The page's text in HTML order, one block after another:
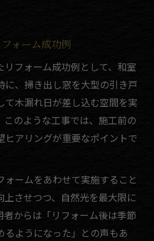
ォーム成功例
リフォーム成功例として、和室
に、掃き出し窓を大型の引き戸
て木漏れ日が差し込む空間を実
のような工事では、施工前の
ヒアリングが重要なポイントで
ォームをあわせて実施すること
上させつつ、自然光を最大限に
者からは「リフォーム後は季節
るようになった」との声もあ